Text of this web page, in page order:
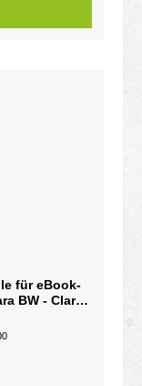
für eBook-
BW - Clara